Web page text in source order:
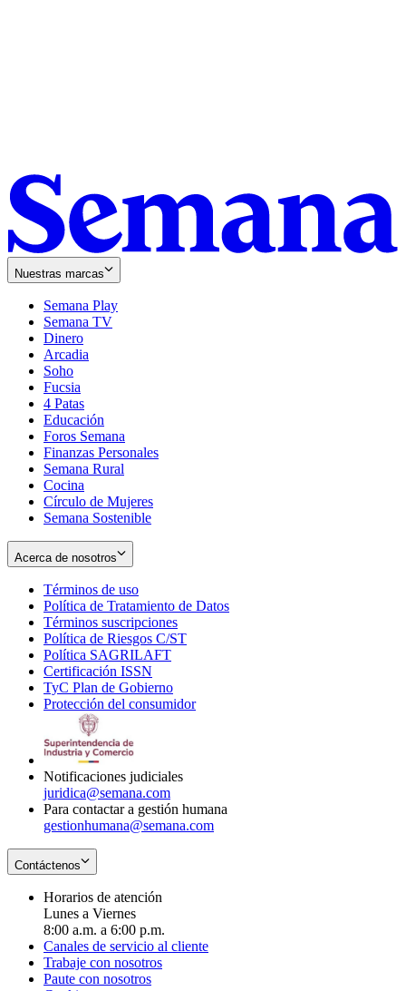
Nuestras marcas
Semana Play
Semana TV
Dinero
Arcadia
Soho
in
new
window
Fucsia
in
new
window
4 Patas
Educación
Foros Semana
Finanzas Personales
Semana Rural
Cocina
Círculo de Mujeres
Semana Sostenible
Acerca de nosotros
Términos de uso
in
new
window
Política de Tratamiento de Datos
Términos suscripciones
in
Política de Riesgos C/ST
Política SAGRILAFT
new
window
Certificación ISSN
in
new
TyC Plan de Gobierno
in
Protección del consumidorOpens
Notificaciones judiciales
juridica@semana.com
Para contactar a gestión humana
gestionhumana@semana.com
Contáctenos
Horarios de atención
Lunes a Viernes
8:00 a.m. a 6:00 p.m.
Canales de servicio al cliente
Trabaje con nosotros
Paute con nosotros